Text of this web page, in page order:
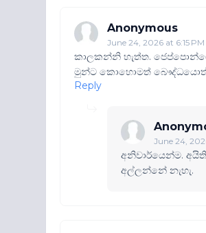
Anonymous
June 24, 2026 at 6:15 PM
කාලකන්නි හැත්ත.
මුන්ට කොහොමත්
Reply
June 24,
අනිවාර්යෙන්ම.
අල්ලන්නේ නැහැ.